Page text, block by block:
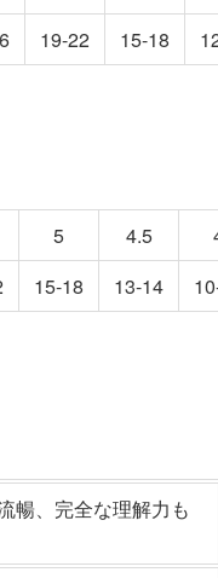
19-22 15-18
5 4.5
15-18 13-14
暢、完全な理解力も